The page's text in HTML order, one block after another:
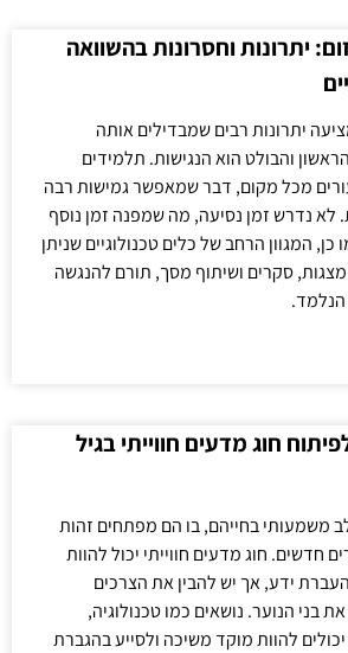
יתרונות וחסרונות בהשוואה
יתרונות רבים שמבדילים אותה
והבולט הוא הנגישות. תלמידים
מכל מקום, דבר שמאפשר גמישות רבה
לא נדרש זמן נסיעה, מה שמפנה זמן נוסף
כן, המגוון הרחב של כלים טכנולוגיים שניתן
מצגות, סקרים ושיתוף מסך, תורם להנגשה
הנלמד.
חוג מדעים חווייתי בגיל
משמעותי בחייהם, בו הם מפתחים זהות
חדשים. חוג מדעים חווייתי יכול להוות
ידע, אך יש להבין את הצרכים
בני הנוער. נושאים כמו טכנולוגיה,
להוות מוקד משיכה ולסייע בהגברת